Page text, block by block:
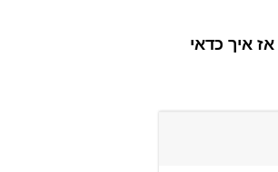
איך כדאי